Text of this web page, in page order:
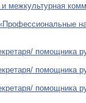
и межкультурная
помощника
помощника
помощника